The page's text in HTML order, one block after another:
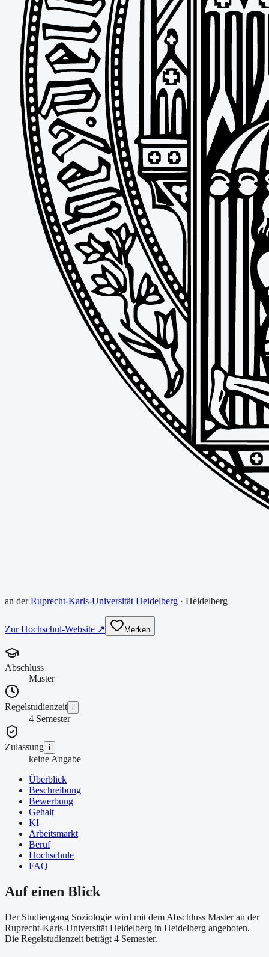
an derRuprecht-Karls-Universität Heidelberg · Heidelberg
Zur Hochschul-Website ↗ Merken
Abschluss
Master
Regelstudienzeit i
4 Semester
Zulassung i
keine Angabe
Überblick
Beschreibung
Bewerbung
Gehalt
KI
Arbeitsmarkt
Beruf
Hochschule
FAQ
Auf einen Blick
Der Studiengang Soziologie wird mit dem Abschluss Master an der
Ruprecht-Karls-Universität Heidelberg in Heidelberg angeboten.
Die Regelstudienzeit beträgt 4 Semester.